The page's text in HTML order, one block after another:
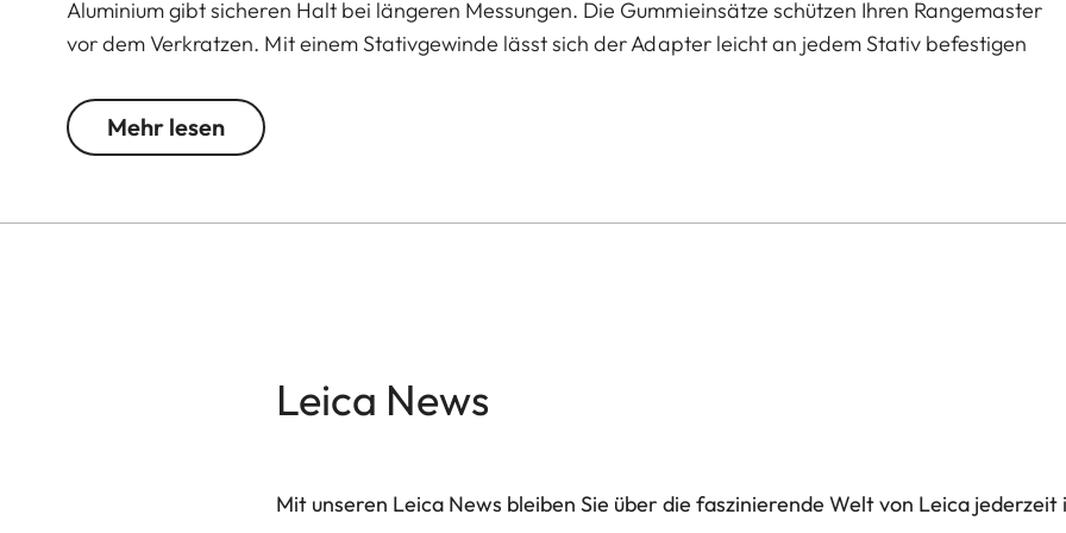
Aluminium gibt sicheren Halt bei längeren Messungen. Die Gummieinsätze schützen Ihren Rangemaster
vor dem Verkratzen. Mit einem Stativgewinde lässt sich der Adapter leicht an jedem Stativ befestigen
Mehr lesen
Leica News
Mit unseren Leica News bleiben Sie über die faszinierende Welt von Leica